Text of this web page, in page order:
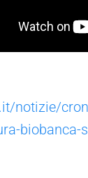
notizie/
biobanca-